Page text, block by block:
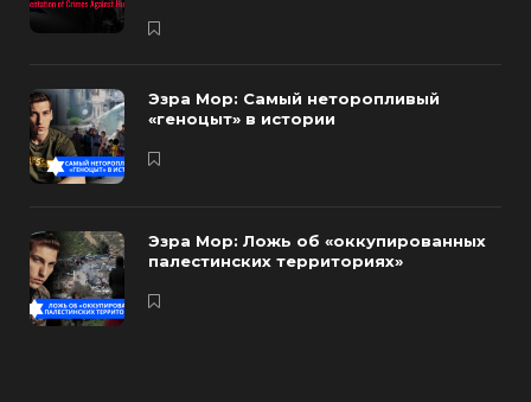
Эзра Мор: Самый неторопливый
«геноцыт» в истории
Эзра Мор: Ложь об «оккупированных
палестинских территориях»